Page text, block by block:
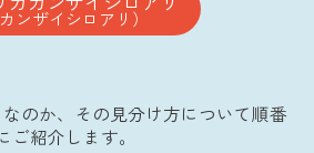
カンザイシロアリ）
のか、その見分け方について順番
ご紹介します。